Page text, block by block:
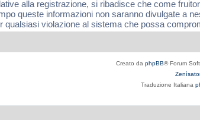
alla registrazione, si ribadisce che come
queste informazioni non saranno divulgate a
qualsiasi violazione al sistema che possa
Creato da phpBB® Forum
Traduzione Italiana